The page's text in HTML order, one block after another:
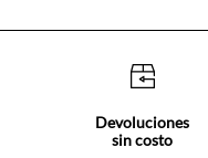
Devoluciones
sin costo